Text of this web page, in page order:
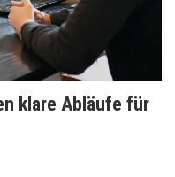
klare Abläufe für